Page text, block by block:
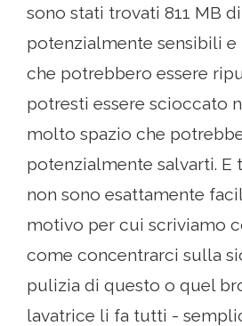
sono stati trovati 811 MB
potenzialmente sensibili
che potrebbero essere
potresti essere scioccato
molto spazio che
potenzialmente salvarti. E
non sono esattamente
motivo per cui scriviamo
come concentrarci sulla
pulizia di questo o quel
lavatrice li fa tutti -